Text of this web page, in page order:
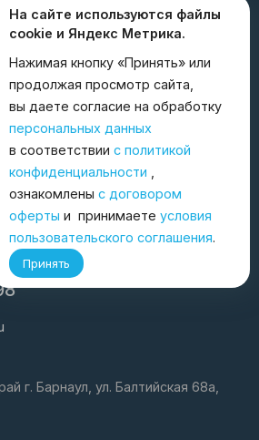
г. Барнаул, ул. Балтийская 68а,
На сайте используются файлы
cookie и Яндекс Метрика.
Нажимая кнопку «Принять» или
продолжая просмотр сайта,
вы даете согласие на обработку
персональных данных
в соответствии с политикой
конфиденциальности ,
ознакомлены с договором
оферты и принимаете условия
пользовательского соглашения.
Принять